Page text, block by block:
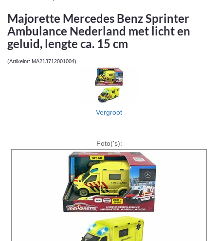
Majorette Mercedes Benz Sprinter
Ambulance Nederland met licht en
geluid, lengte ca. 15 cm
(Artikelnr: MA213712001004)
Vergroot
Foto('s):